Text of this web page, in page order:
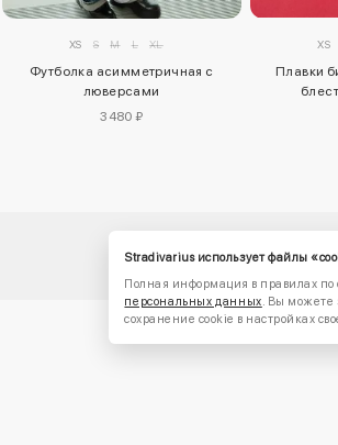
XS S M L XL
Футболка асимметричная с
люверсами
3480 ₽
XS
Плавки
Stradivarius использует файлы
Полная информация в правилах по
персональных данных. Вы можете
сохранение cookie в настройках